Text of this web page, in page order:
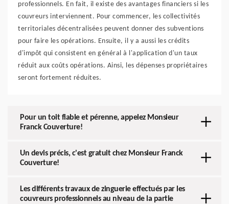
professionnels. En fait, il existe des avantages financiers si les
couvreurs interviennent. Pour commencer, les collectivités
territoriales décentralisées peuvent donner des subventions
pour faire les opérations. Ensuite, il y a aussi les crédits
d'impôt qui consistent en général à l'application d'un taux
réduit aux coûts opérations. Ainsi, les dépenses propriétaires
seront fortement réduites.
Pour un toit fiable et pérenne, appelez Monsieur
Franck Couverture!
Un devis précis, c'est gratuit chez Monsieur Franck
Couverture!
Les différents travaux de zinguerie effectués par les
couvreurs professionnels au niveau de la partie